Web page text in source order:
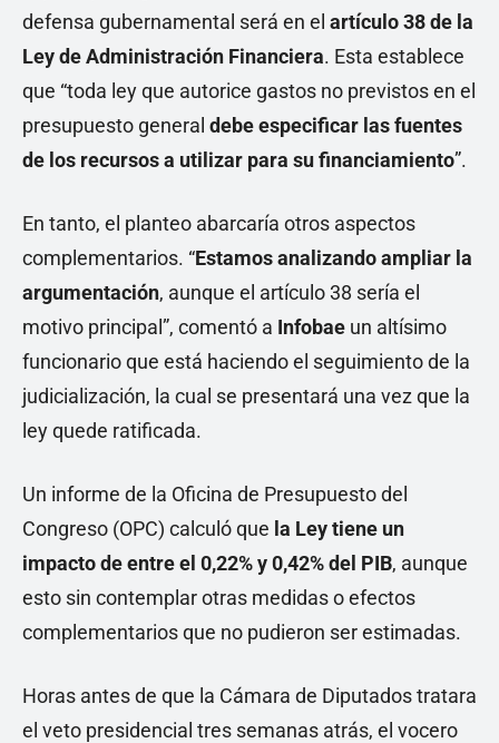
defensa gubernamental será en el artículo 38 de la
Ley de Administración Financiera. Esta establece
que “toda ley que autorice gastos no previstos en el
presupuesto general debe especificar las fuentes
de los recursos a utilizar para su financiamiento”.
En tanto, el planteo abarcaría otros aspectos
complementarios. “Estamos analizando ampliar la
argumentación, aunque el artículo 38 sería el
motivo principal”, comentó a Infobae un altísimo
funcionario que está haciendo el seguimiento de la
judicialización, la cual se presentará una vez que la
ley quede ratificada.
Un informe de la Oficina de Presupuesto del
Congreso (OPC) calculó que la Ley tiene un
impacto de entre el 0,22% y 0,42% del PIB, aunque
esto sin contemplar otras medidas o efectos
complementarios que no pudieron ser estimadas.
Horas antes de que la Cámara de Diputados tratara
el veto presidencial tres semanas atrás, el vocero